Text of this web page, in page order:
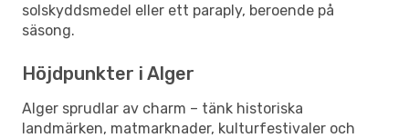
solskyddsmedel eller ett paraply, beroende på
säsong.
Höjdpunkter i Alger
Alger sprudlar av charm – tänk historiska
landmärken, matmarknader, kulturfestivaler och